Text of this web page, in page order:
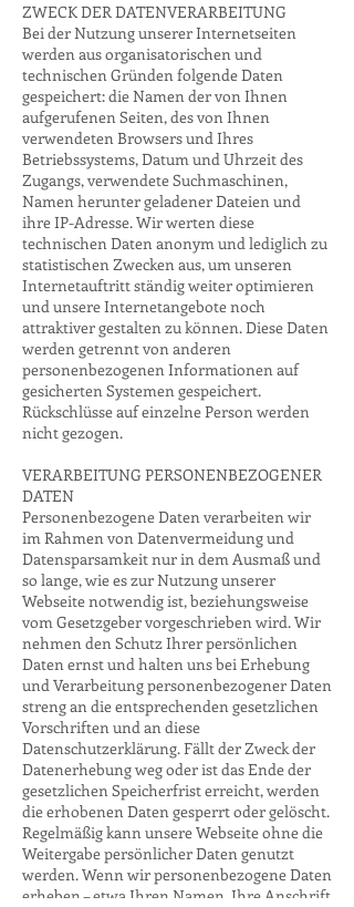
ZWECK DER DATENVERARBEITUNG
Bei der Nutzung unserer Internetseiten
werden aus organisatorischen und
technischen Gründen folgende Daten
gespeichert: die Namen der von Ihnen
aufgerufenen Seiten, des von Ihnen
verwendeten Browsers und Ihres
Betriebssystems, Datum und Uhrzeit des
Zugangs, verwendete Suchmaschinen,
Namen herunter geladener Dateien und
ihre IP-Adresse. Wir werten diese
technischen Daten anonym und lediglich zu
statistischen Zwecken aus, um unseren
Internetauftritt ständig weiter optimieren
und unsere Internetangebote noch
attraktiver gestalten zu können. Diese Daten
werden getrennt von anderen
personenbezogenen Informationen auf
gesicherten Systemen gespeichert.
Rückschlüsse auf einzelne Person werden
nicht gezogen.
VERARBEITUNG PERSONENBEZOGENER
DATEN
Personenbezogene Daten verarbeiten wir
im Rahmen von Datenvermeidung und
Datensparsamkeit nur in dem Ausmaß und
so lange, wie es zur Nutzung unserer
Webseite notwendig ist, beziehungsweise
vom Gesetzgeber vorgeschrieben wird. Wir
nehmen den Schutz Ihrer persönlichen
Daten ernst und halten uns bei Erhebung
und Verarbeitung personenbezogener Daten
streng an die entsprechenden gesetzlichen
Vorschriften und an diese
Datenschutzerklärung. Fällt der Zweck der
Datenerhebung weg oder ist das Ende der
gesetzlichen Speicherfrist erreicht, werden
die erhobenen Daten gesperrt oder gelöscht.
Regelmäßig kann unsere Webseite ohne die
Weitergabe persönlicher Daten genutzt
werden. Wenn wir personenbezogene Daten
erheben – etwa Ihren Namen, Ihre Anschrift